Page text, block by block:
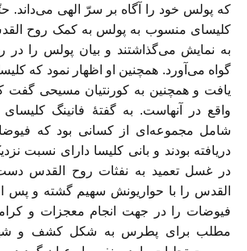
که پولس خود را آگاه بر سرّ الهی می‌داند.
کلیسای منسوب به پولس به کمک روح
به نمایش می‌گذاشتند و بیان پولس را در
گواه می‌آورد. همچنین او اظهار نمود که
یافت و همچنین به کورنتیان مسیحی
واقع در آنهاست. به گفتۀ فانینگ
شامل مجموعه‌ای از کسانی بود که
دریافته بودند و بانی کلیسا دارای نسبت
در غسل تعمید به نفثات روح القدس
القدس را با حواریونش سهیم گشته و پس
فیوضات را در جهت انجام معجزات و
مطلب برای پطرس به شکل کشف و